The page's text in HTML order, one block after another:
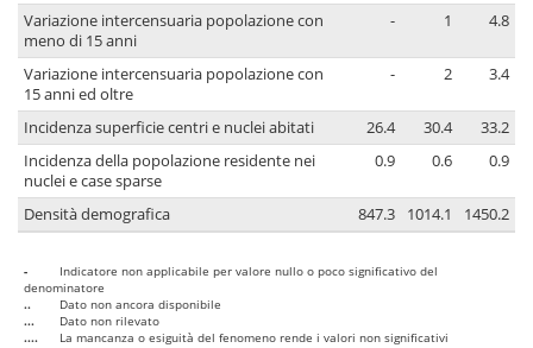
Variazione intercensuaria popolazione con
meno di 15 anni
- 1 4.8
Variazione intercensuaria popolazione con
15 anni ed oltre
- 2 3.4
Incidenza superficie centri e nuclei abitati 26.4 30.4
33.2
Incidenza della popolazione residente nei
nuclei e case sparse
0.9 0.6 0.9
Densità demografica 847.3 1014.1 1450.2
-
Indicatore non applicabile per valore nullo o poco significativo del
denominatore
..
Dato non ancora disponibile
...
Dato non rilevato
....
La mancanza o esiguità del fenomeno rende i valori non significativi